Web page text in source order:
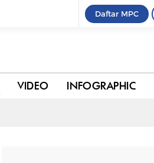
Daftar MPC
VIDEO INFOGRAPHIC
0 komentar BAGIKAN